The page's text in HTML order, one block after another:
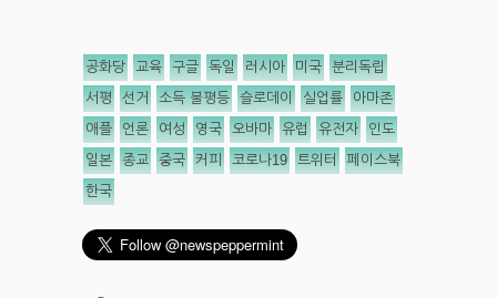
공화당 교육 구글 독일 러시아 미국 분리독립
서평 선거 소득 불평등 슬로데이 실업률 아마존
애플 언론 여성 영국 오바마 유럽 유전자 인도
일본 종교 중국 커피 코로나19 트위터 페이스북
한국